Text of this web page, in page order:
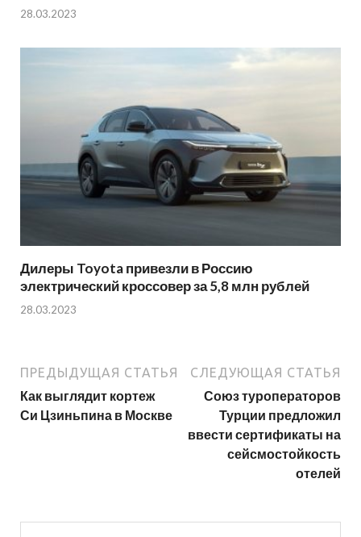
28.03.2023
Дилеры Toyota привезли в Россию
электрический кроссовер за 5,8 млн рублей
28.03.2023
ПРЕДЫДУЩАЯ СТАТЬЯ
Как выглядит кортеж
Си Цзиньпина в Москве
СЛЕДУЮЩАЯ СТАТЬЯ
Союз туроператоров
Турции предложил
ввести сертификаты на
сейсмостойкость
отелей